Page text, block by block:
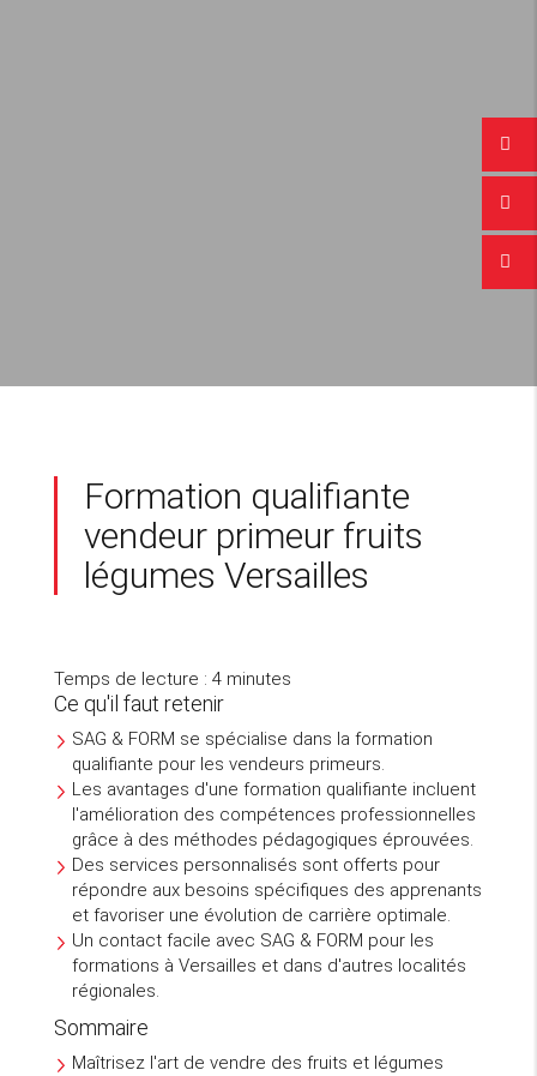
Formation qualifiante
vendeur primeur fruits
légumes Versailles
Temps de lecture : 4 minutes
Ce qu'il faut retenir
SAG & FORM se spécialise dans la formation
qualifiante pour les vendeurs primeurs.
Les avantages d'une formation qualifiante incluent
l'amélioration des compétences professionnelles
grâce à des méthodes pédagogiques éprouvées.
Des services personnalisés sont offerts pour
répondre aux besoins spécifiques des apprenants
et favoriser une évolution de carrière optimale.
Un contact facile avec SAG & FORM pour les
formations à Versailles et dans d'autres localités
régionales.
Sommaire
Maîtrisez l'art de vendre des fruits et légumes